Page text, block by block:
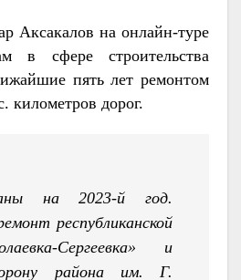
Аксакалов на онлайн-туре
в сфере строительства
пять лет ремонтом
километров дорог.
на 2023-й год.
республиканской
Сергеевка» и
района им. Г.